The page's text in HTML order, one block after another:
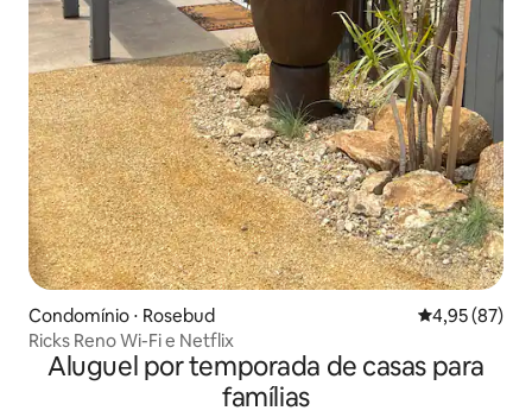
Condomínio ⋅ Rosebud 4,95 de uma
4,95 (87)
Ricks Reno Wi-Fi e Netflix
Aluguel por temporada de casas para
famílias